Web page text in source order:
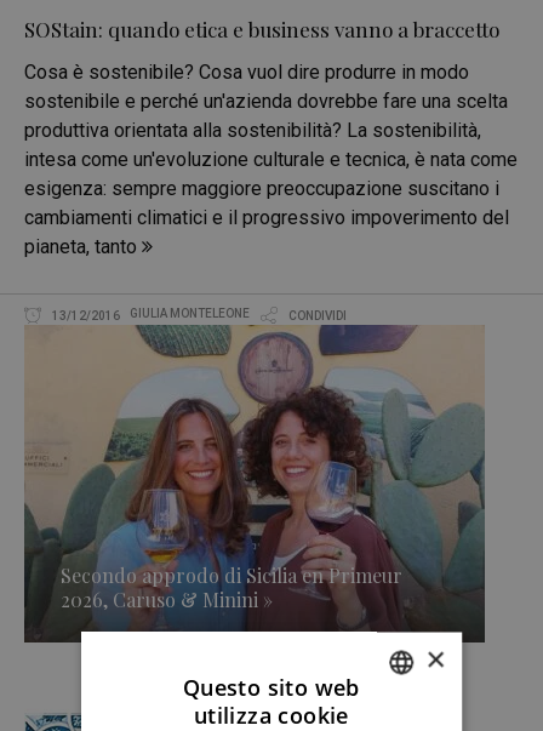
SOStain: quando etica e business vanno a braccetto
Cosa è sostenibile? Cosa vuol dire produrre in modo
sostenibile e perché un'azienda dovrebbe fare una scelta
produttiva orientata alla sostenibilità? La sostenibilità,
intesa come un'evoluzione culturale e tecnica, è nata come
esigenza: sempre maggiore preoccupazione suscitano i
cambiamenti climatici e il progressivo impoverimento del
pianeta, tanto
13/12/2016 GIULIA MONTELEONE CONDIVIDI
Secondo approdo di Sicilia en Primeur
2026, Caruso & Minini »
×
Questo sito web
utilizza cookie